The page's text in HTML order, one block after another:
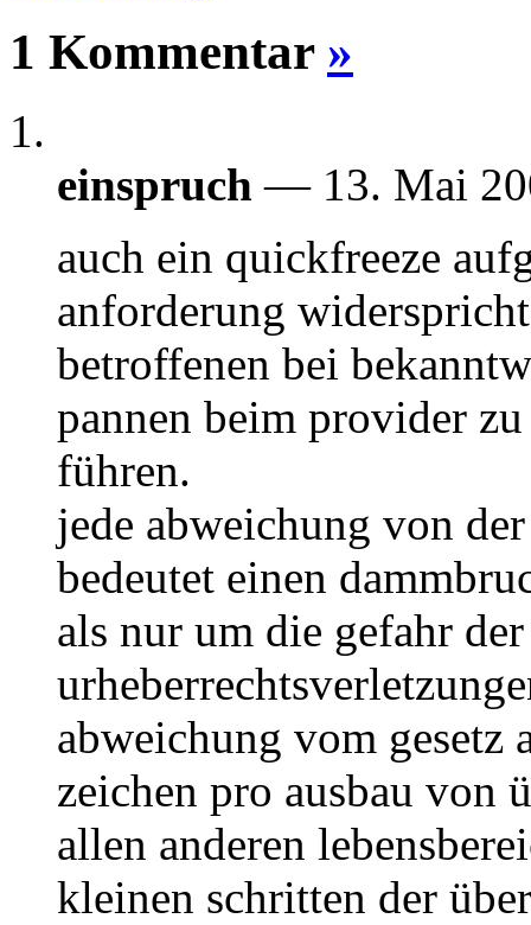
1 Kommentar »
einspruch — 13. Mai
auch ein quickfreeze
anforderung
betroffenen bei
pannen beim provider
führen.
jede abweichung von
bedeutet einen
als nur um die gefahr
abweichung vom gesetz
zeichen pro ausbau von
allen anderen
kleinen schritten der